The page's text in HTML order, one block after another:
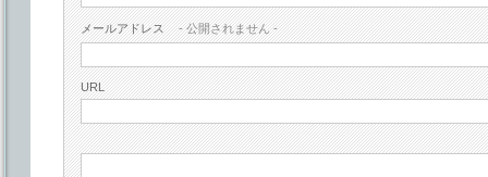
メールアドレス - 公開されません -
URL